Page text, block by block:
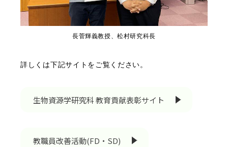
CENTERS
附属教育研究施設
PAMPHLET
パンフレット
FACULTY
教員一覧
イベントカレンダー
長菅輝義教授、松村研究科長
詳しくは下記サイトをご覧ください。
生物資源学研究科 教育貢献表彰サイト
教職員改善活動(FD・SD)